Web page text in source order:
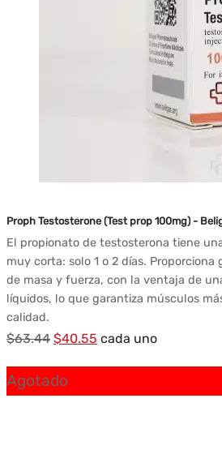
Proph Testosterone (Test prop 100mg) -
El propionato de testosterona tiene
muy corta: solo 1 o 2 días.
de masa y fuerza, con la ventaja de
líquidos, lo que garantiza músculos
calidad.
$63.44 El
original
$40.55 El
cada uno
Agotado